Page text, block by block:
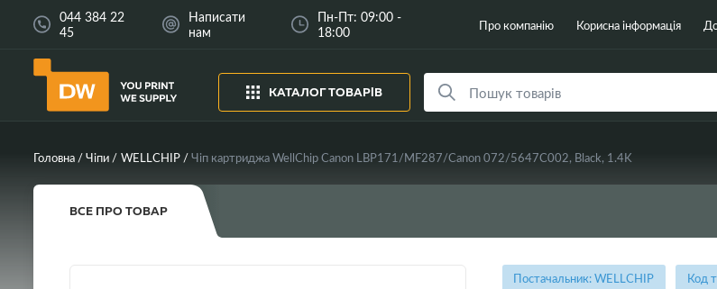
044 384 22
45
Написати
нам
Пн-Пт: 09:00 -
18:00
Про компанію Корисна інформація
КАТАЛОГ ТОВАРІВ
Головна Чіпи WELLCHIP Чіп картриджа WellChip Canon LBP171/MF287/Canon 072/5647C002, Black, 1.4K
ВСЕ ПРО ТОВАР
Постачальник: WELLCHIP Код